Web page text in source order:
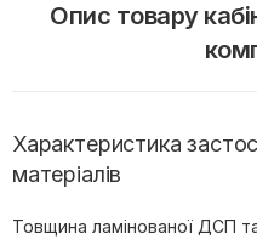
Опис товару
Характеристика
матеріалів
Товщина ламінованої ДСП